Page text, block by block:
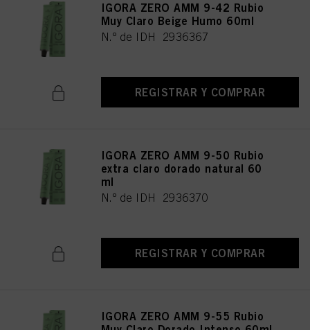
IGORA ZERO AMM 9-42 Rubio
Muy Claro Beige Humo 60ml
N.º de IDH 2936367
REGISTRAR Y COMPRAR
IGORA ZERO AMM 9-50 Rubio
extra claro dorado natural 60
ml
N.º de IDH 2936370
REGISTRAR Y COMPRAR
IGORA ZERO AMM 9-55 Rubio